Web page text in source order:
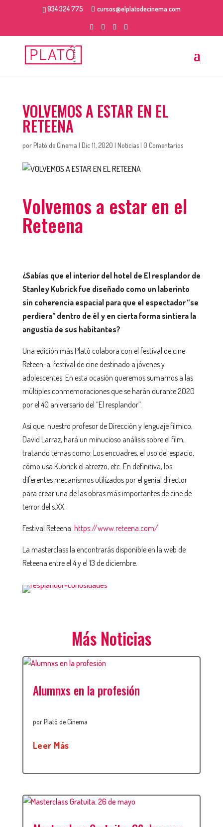
934 324 775 cursos@elplatodecinema.com
VOLVEMOS A ESTAR EN EL
RETEENA
porPlató de Cinema | Dic 11, 2020 | Noticias| 0 Comentarios
Volvemos a estar en el
Reteena
¿Sabías que el interior del hotel de El resplandor de
Stanley Kubrick fue diseñado como un laberinto
sin coherencia espacial para que el espectador “se
perdiera” dentro de él y en cierta forma sintiera la
angustia de sus habitantes?
Una edición más Plató colabora con el festival de cine
Reteen-a, festival de cine destinado a jóvenes y
adolescentes. En esta ocasión queremos sumarnos a las
múltiples conmemoraciones que se harán durante 2020
por el 40 aniversario del “El resplandor”.
Así que, nuestro profesor de Dirección y lenguaje fílmico,
David Larraz, hará un minucioso análisis sobre el film,
tratando temas como: Los encuadres, el uso del espacio,
cómo usa Kubrick el atrezzo, etc. En definitiva, los
diferentes mecanismos utilizados por el genial director
para crear una de las obras más importantes de cine de
terror del s.XX.
Festival Reteena: https://www.reteena.com/
La masterclass la encontrarás disponible en la web de
Reteena entre el 4 y el 13 de diciembre.
Más Noticias
Alumnxs en la profesión
porPlató de Cinema
Leer Más